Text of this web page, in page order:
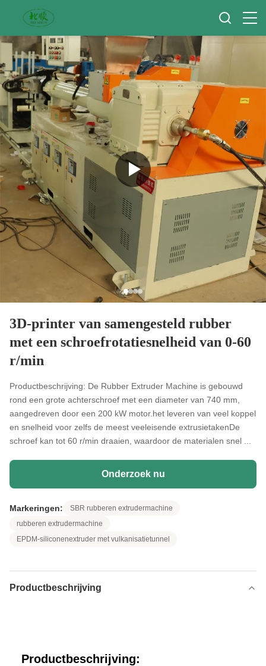
3D-printer van samengesteld rubber
met een schroefrotatiesnelheid van 0-60
r/min
Productbeschrijving: De Rubber Extruder Machine is gebouwd
rond een grote achterschroef met een diameter van 740 mm,
aangedreven door een 200 kW motor.het leveren van veel koppel
en snelheid voor zelfs de meest veeleisende extrusietakenDe
schroef kan tot 60 r/min draaien, waardoor de materialen snel ...
Onderzoek nu
Markeringen:
SBR rubberen extrudermachine
rubberen extrudermachine
EPDM-siliconenextruder met vulkanisatietunnel
Productbeschrijving
Productbeschrijving: